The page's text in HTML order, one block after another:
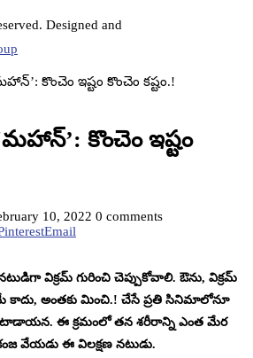
Designed and
కొంచెం ఇష్టం కొంచెం కష్టం.!
కొంచెం ఇష్టం
10, 2022 0 comments
Email
నటుడిగా విక్రమ్ గురించి చెప్పుకోవాలి. ఔను, విక్రమ్
కాదు, అంతకు మించి.! చేసే ప్రతి సినిమాలోనూ
ఈ క్రమంలో తన శరీరాన్ని ఎంత మేర
వేయడు ఈ విలక్షణ నటుడు.